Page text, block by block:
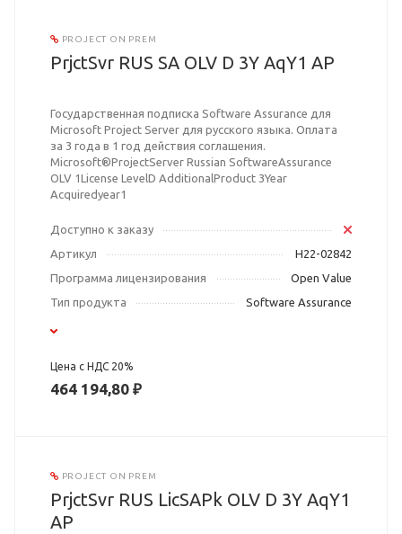
PROJECT ON PREM
PrjctSvr RUS SA OLV D 3Y AqY1 AP
Государственная подписка Software Assurance для
Microsoft Project Server для русского языка. Оплата
за 3 года в 1 год действия соглашения.
Microsoft®ProjectServer Russian SoftwareAssurance
OLV 1License LevelD AdditionalProduct 3Year
Acquiredyear1
Доступно к заказу
Артикул
H22-02842
Программа лицензирования
Open Value
Тип продукта
Software Assurance
Цена с НДС 20%
464 194,80 ₽
PROJECT ON PREM
PrjctSvr RUS LicSAPk OLV D 3Y AqY1
AP